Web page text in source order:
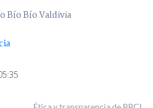
Bío Bío Valdivia